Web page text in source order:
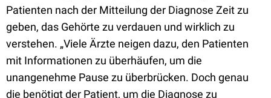
Patienten nach der Mitteilung der Diagnose Zeit zu
geben, das Gehörte zu verdauen und wirklich zu
verstehen. „Viele Ärzte neigen dazu, den Patienten
mit Informationen zu überhäufen, um die
unangenehme Pause zu überbrücken. Doch genau
die benötigt der Patient, um die Diagnose zu